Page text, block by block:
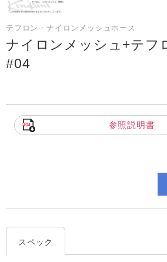
テフロン・ナイロンメッシュホース
ナイロンメッシュ+テフ
#04
参照説明書
スペック